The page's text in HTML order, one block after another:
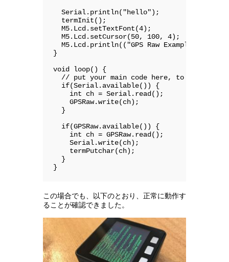
  Serial.println("hello");
  termInit();
  M5.Lcd.setTextFont(4);
  M5.Lcd.setCursor(50, 100, 4);
  M5.Lcd.println(("GPS Raw Example"));
}
void loop() {
// put your main code here, to run
  if(Serial.available()) {
    int ch = Serial.read();
    GPSRaw.write(ch);
  }
  if(GPSRaw.available()) {
    int ch = GPSRaw.read();
    Serial.write(ch);
    termPutchar(ch);
  }
}
この場合でも、以下のとおり、正常に動作す
ることが確認できました。